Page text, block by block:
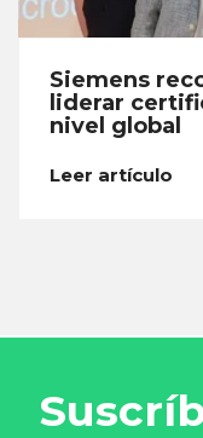
Siemens
liderar
nivel global
Leer artículo